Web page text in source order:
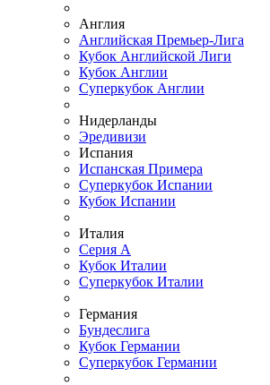
Англия
Английская Премьер-Лига
Кубок Английской Лиги
Кубок Англии
Суперкубок Англии
Нидерланды
Эредивизи
Испания
Испанская Примера
Суперкубок Испании
Кубок Испании
Италия
Серия А
Кубок Италии
Суперкубок Италии
Германия
Бундеслига
Кубок Германии
Суперкубок Германии